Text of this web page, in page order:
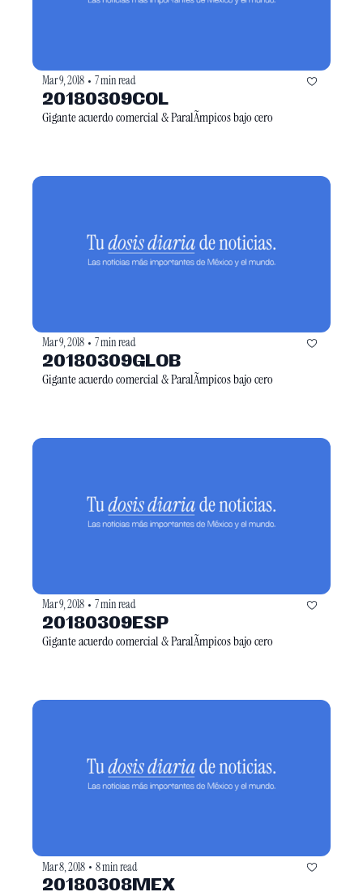
Mar 9, 2018 • 7 min read
20180309COL
Gigante acuerdo comercial & ParalÃ­mpicos bajo cero
Mar 9, 2018 • 7 min read
20180309GLOB
Gigante acuerdo comercial & ParalÃ­mpicos bajo cero
Mar 9, 2018 • 7 min read
20180309ESP
Gigante acuerdo comercial & ParalÃ­mpicos bajo cero
Mar 8, 2018 • 8 min read
20180308MEX